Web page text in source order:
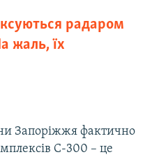
радаром
жаль, їх
Запоріжжя фактично
С-300 – це